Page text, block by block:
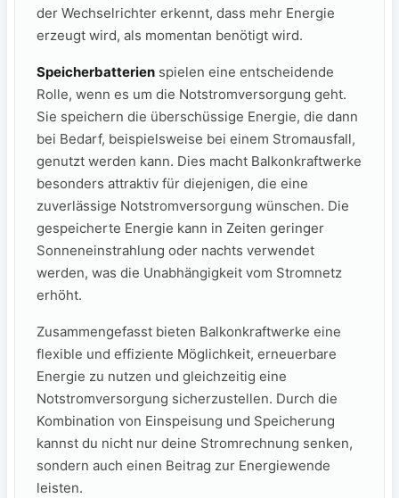
der Wechselrichter erkennt,‍ dass mehr Energie
erzeugt wird, als momentan⁢ benötigt wird.
Speicherbatterien spielen ⁤eine entscheidende
Rolle, wenn es um die Notstromversorgung geht.
Sie speichern die überschüssige Energie, die ‍dann
bei Bedarf, beispielsweise bei einem Stromausfall,
genutzt werden kann. Dies macht Balkonkraftwerke
besonders attraktiv für‍ diejenigen, die eine
‌zuverlässige Notstromversorgung wünschen. Die
gespeicherte Energie kann in Zeiten geringer
⁣Sonneneinstrahlung ​oder⁣ nachts verwendet‌
werden, was die Unabhängigkeit vom Stromnetz
erhöht.
Zusammengefasst bieten Balkonkraftwerke eine
flexible‍ und effiziente Möglichkeit, ‍erneuerbare
Energie zu nutzen und gleichzeitig eine
Notstromversorgung sicherzustellen. Durch die
Kombination von Einspeisung und Speicherung
kannst du nicht nur deine Stromrechnung senken,
sondern auch einen Beitrag zur Energiewende
leisten.